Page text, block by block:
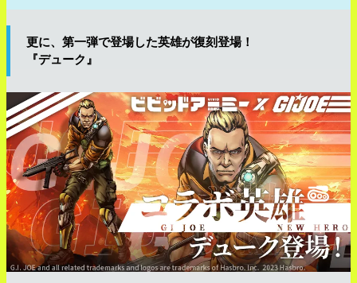
更に、第一弾で登場した英雄が復刻登場！
『デューク』